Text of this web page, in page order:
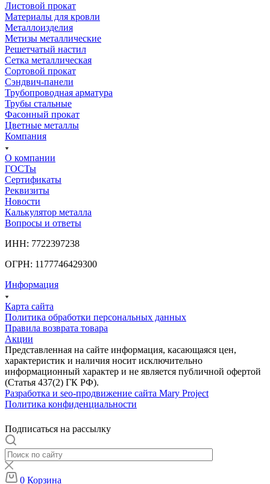
Листовой прокат
Материалы для кровли
Металлоизделия
Метизы металлические
Решетчатый настил
Сетка металлическая
Сортовой прокат
Сэндвич-панели
Трубопроводная арматура
Трубы стальные
Фасонный прокат
Цветные металлы
Компания
О компании
ГОСТы
Сертификаты
Реквизиты
Новости
Калькулятор металла
Вопросы и ответы
ИНН: 7722397238
ОГРН: 1177746429300
Информация
Карта сайта
Политика обработки персональных данных
Правила возврата товара
Акции
Представленная на сайте информация, касающаяся цен,
характеристик и наличия носит исключительно
информационный характер и не является публичной офертой
(Статья 437(2) ГК РФ).
Разработка и seo-продвижение сайта Mary Project
Политика конфиденциальности
Подписаться на рассылку
0 Корзина